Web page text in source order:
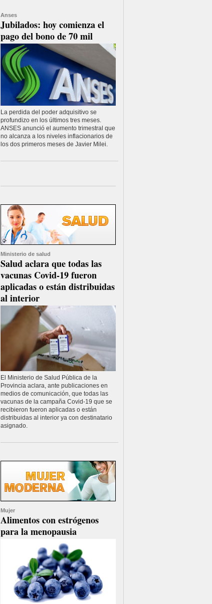
Anses
Jubilados: hoy comienza el
pago del bono de 70 mil
La perdida del poder adquisitivo se
profundizo en los últimos tres meses.
ANSES anunció el aumento trimestral que
no alcanza a los niveles inflacionarios de
los dos primeros meses de Javier Milei.
Ministerio de salud
Salud aclara que todas las
vacunas Covid-19 fueron
aplicadas o están distribuidas
al interior
El Ministerio de Salud Pública de la
Provincia aclara, ante publicaciones en
medios de comunicación, que todas las
vacunas de la campaña Covid-19 que se
recibieron fueron aplicadas o están
distribuidas al interior ya con destinatario
asignado.
Mujer
Alimentos con estrógenos
para la menopausia